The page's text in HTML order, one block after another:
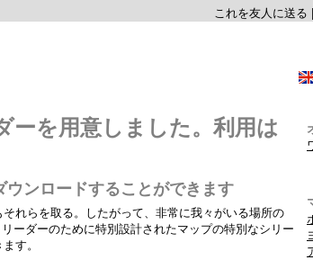
これを友人に送る
ーを用意しました。利用は
ンロードすることができます
れらを取る。したがって、非常に我々がいる場所の
ーダーのために特別設計されたマップの特別なシリー
す。